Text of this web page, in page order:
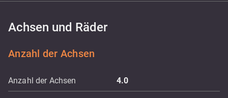
Achsen und Räder
Anzahl der Achsen
Anzahl der Achsen 4.0